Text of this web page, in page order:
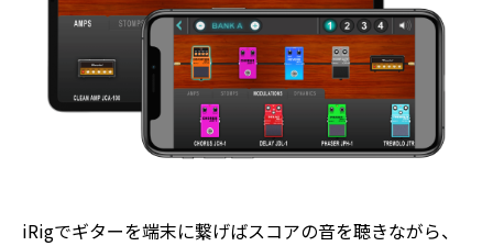
iRigでギターを端末に繋げばスコアの音を聴きながら、